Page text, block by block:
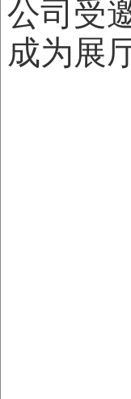
公司受
成为展